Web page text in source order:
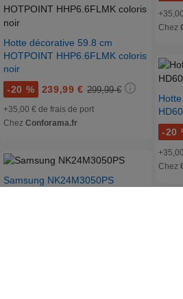
Hotte décorative 59.8 cm
HOTPOINT HHP6.6FLMK coloris
noir
-20 % 239,99 € 299,99 €
+35,00 € de frais de port
Chez Conforama.fr
Samsung NK24M3050PS
Chez
-20
Chez